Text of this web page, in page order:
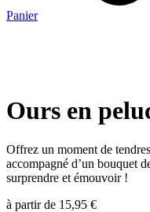
Panier
Ours en
Offrez un moment de
accompagné d’un bouquet
surprendre et émouvoir !
à partir de 15,95 €